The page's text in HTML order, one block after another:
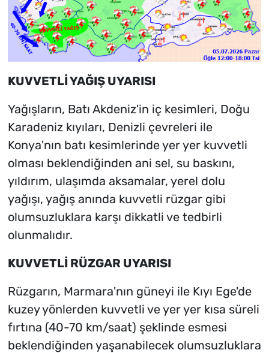
KUVVETLİ YAĞIŞ UYARISI
Yağışların, Batı Akdeniz'in iç kesimleri, Doğu
Karadeniz kıyıları, Denizli çevreleri ile
Konya'nın batı kesimlerinde yer yer kuvvetli
olması beklendiğinden ani sel, su baskını,
yıldırım, ulaşımda aksamalar, yerel dolu
yağışı, yağış anında kuvvetli rüzgar gibi
olumsuzluklara karşı dikkatli ve tedbirli
olunmalıdır.
KUVVETLİ RÜZGAR UYARISI
Rüzgarın, Marmara'nın güneyi ile Kıyı Ege'de
kuzey yönlerden kuvvetli ve yer yer kısa süreli
fırtına (40-70 km/saat) şeklinde esmesi
beklendiğinden yaşanabilecek olumsuzluklara